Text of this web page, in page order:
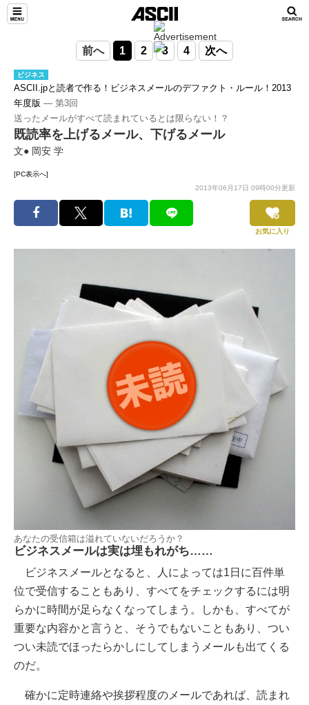
前へ 1 2 3 4 次へ
ビジネス
ASCII.jpと読者で作る！ビジネスメールのデファクト・ルール！2013
年度版 ― 第3回
送ったメールがすべて読まれているとは限らない！？
既読率を上げるメール、下げるメール
文● 岡安 学
[PC表示へ]
2013年06月17日 09時00分更新
お気に入り
あなたの受信箱は溢れていないだろうか？
ビジネスメールは実は埋もれがち……
ビジネスメールとなると、人によっては1日に百件単
位で受信することもあり、すべてをチェックするには明
らかに時間が足らなくなってしまう。しかも、すべてが
重要な内容かと言うと、そうでもないこともあり、つい
つい未読でほったらかしにしてしまうメールも出てくる
のだ。
確かに定時連絡や挨拶程度のメールであれば、読まれ